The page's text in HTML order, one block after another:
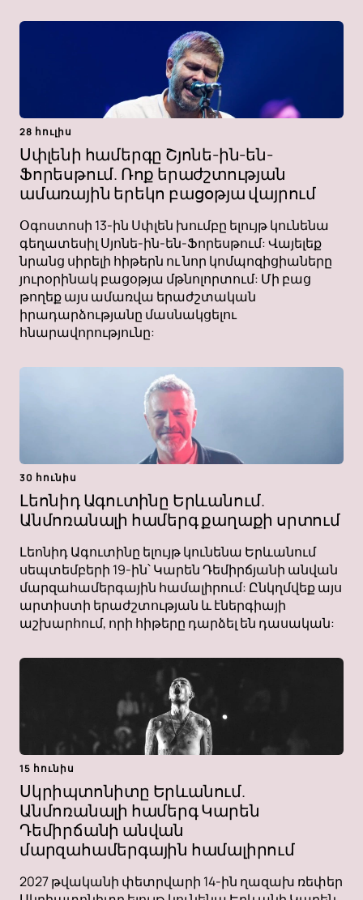
28 հուլիս
Սփլենի համերգը Շյոնե-ին-են-
Ֆորեսթում. Ռոք երաժշտության
ամառային երեկո բացօթյա վայրում
Օգոստոսի 13-ին Սփլեն խումբը ելույթ կունենա
գեղատեսիլ Սյոնե-ին-են-Ֆորեսթում: Վայելեք
նրանց սիրելի հիթերն ու նոր կոմպոզիցիաները
յուրօրինակ բացօթյա մթնոլորտում: Մի բաց
թողեք այս ամառվա երաժշտական ​​​​
իրադարձությանը մասնակցելու
հնարավորությունը:
30 հունիս
Լեոնիդ Ագուտինը Երևանում.
Անմոռանալի համերգ քաղաքի սրտում
Լեոնիդ Ագուտինը ելույթ կունենա Երևանում
սեպտեմբերի 19-ին՝ Կարեն Դեմիրճյանի անվան
մարզահամերգային համալիրում: Ընկղմվեք այս
արտիստի երաժշտության և էներգիայի
աշխարհում, որի հիթերը դարձել են դասական:
15 հունիս
Սկրիպտոնիտը Երևանում.
Անմոռանալի համերգ Կարեն
Դեմիրճանի անվան
մարզահամերգային համալիրում
2027 թվականի փետրվարի 14-ին ղազախ ռեփեր